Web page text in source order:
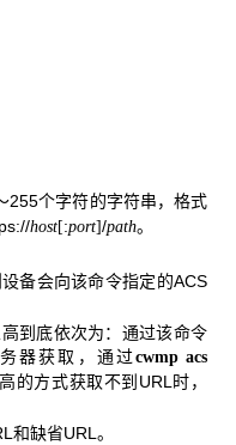
255个字符的字符串，格式
host[:port]/path。
备会向该命令指定的ACS
到底依次为：通过该命令
器获取，通过 cwmp acs
的方式获取不到URL时，
和缺省URL。